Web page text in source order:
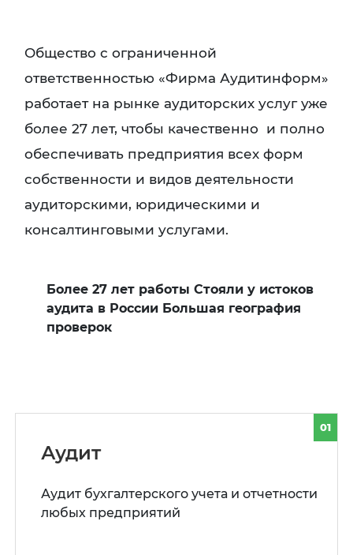
Общество с ограниченной
ответственностью «Фирма Аудитинформ»
работает на рынке аудиторских услуг уже
более 27 лет, чтобы качественно и полно
обеспечивать предприятия всех форм
собственности и видов деятельности
аудиторскими, юридическими и
консалтинговыми услугами.
Более 27 лет работы Стояли у истоков
аудита в России Большая география
проверок
01
Аудит
Аудит бухгалтерского учета и отчетности
любых предприятий